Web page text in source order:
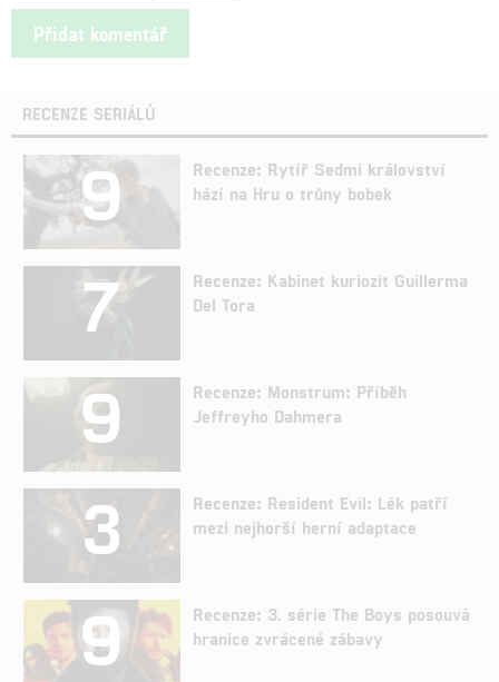
RECENZE SERIÁLŮ
9
Recenze: Rytíř Sedmi království
hází na Hru o trůny bobek
7
Recenze: Kabinet kuriozit Guillerma
Del Tora
9
Recenze: Monstrum: Příběh
Jeffreyho Dahmera
3
Recenze: Resident Evil: Lék patří
mezi nejhorší herní adaptace
9
Recenze: 3. série The Boys posouvá
hranice zvrácené zábavy